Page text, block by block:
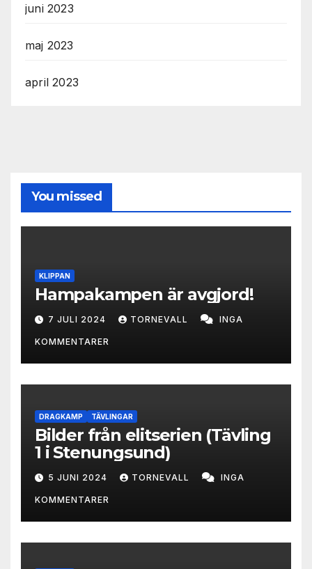
juni 2023
maj 2023
april 2023
You missed
KLIPPAN
Hampakampen är avgjord!
7 JULI 2024 TORNEVALL INGA
KOMMENTARER
DRAGKAMP TÄVLINGAR
Bilder från elitserien (Tävling
1 i Stenungsund)
5 JUNI 2024 TORNEVALL INGA
KOMMENTARER